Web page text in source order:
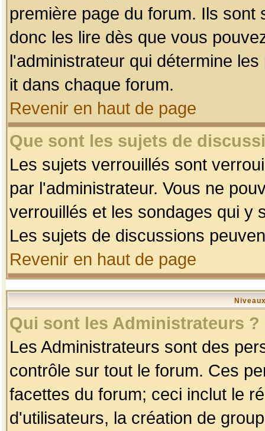
première page du forum. Ils
donc les lire dès que vous
l'administrateur qui détermine
it dans chaque forum.
Revenir en haut de page
Que sont les sujets de
Les sujets verrouillés sont
par l'administrateur. Vous ne
verrouillés et les sondages qui y
Les sujets de discussions
Revenir en haut de page
Qui sont les Administrateurs ?
Les Administrateurs sont des
contrôle sur tout le forum. Ces
facettes du forum; ceci inclut le
d'utilisateurs, la création de